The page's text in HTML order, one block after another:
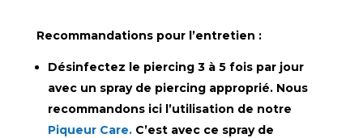
Recommandations pour l’entretien :
Désinfectez le piercing 3 à 5 fois par jour
avec un spray de piercing approprié. Nous
recommandons ici l’utilisation de notre
Piqueur Care.C’est avec ce spray de